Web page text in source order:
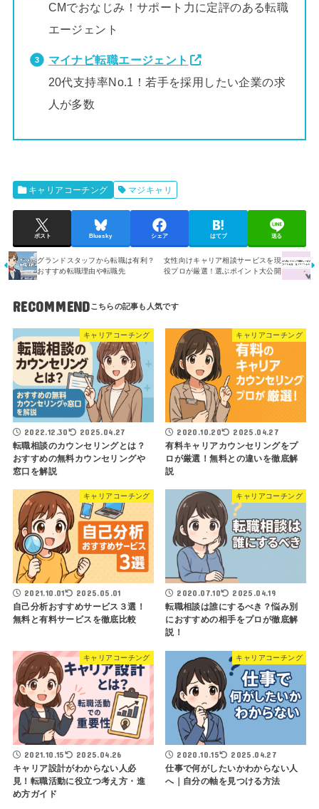
CMでおなじみ！サポート力に定評のある転職
エージェント
マイナビ転職エージェント
20代支持率No.1！若手を採用したい企業の求
人が多数
キャリアコーチング マジキャリ
ポスト Bluesky シェア はてブ 送る
グランドスタッフから転職は有利？
おすすめ転職理由や転職先
女性向けキャリア相談サービスを現
役プロが厳選！選ぶポイント大公開
RECOMMEND
キャリアコーチング
2022.12.30 2025.04.27
転職相談のカウンセリングとは？
おすすめの無料カウンセリングや
窓口を解説
キャリアコーチング
2020.10.20 2025.04.27
有料キャリアカウンセリングをプ
ロが厳選！無料との違いを徹底解
説
キャリアコーチング
2021.10.01 2025.05.01
自己分析おすすめサービス３選！
無料と有料サービスを徹底比較
キャリアコーチング
2020.07.10 2025.04.19
転職相談は誰にするべき？悩み別
におすすめの相手をプロが徹底解
説！
キャリアコーチング
2021.10.15 2025.04.26
キャリア設計がわからない人必
見！転職活動に役立つ考え方・進
め方ガイド
キャリアコーチング
2020.10.15 2025.04.27
仕事で何がしたいかわからない人
へ｜自分の軸を見つける方法